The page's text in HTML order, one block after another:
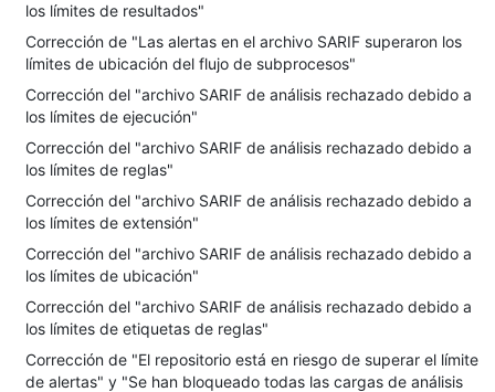
los límites de resultados"
Corrección de "Las alertas en el archivo SARIF superaron los
límites de ubicación del flujo de subprocesos"
Corrección del "archivo SARIF de análisis rechazado debido a
los límites de ejecución"
Corrección del "archivo SARIF de análisis rechazado debido a
los límites de reglas"
Corrección del "archivo SARIF de análisis rechazado debido a
los límites de extensión"
Corrección del "archivo SARIF de análisis rechazado debido a
los límites de ubicación"
Corrección del "archivo SARIF de análisis rechazado debido a
los límites de etiquetas de reglas"
Corrección de "El repositorio está en riesgo de superar el límite
de alertas" y "Se han bloqueado todas las cargas de análisis